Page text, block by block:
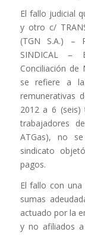
El fallo judicial
y otro c/
(TGN S.A.) –
SINDICAL –
Conciliación de
se refiere a
remunerativas
2012 a 6 (seis)
trabajadores
ATGas), no
sindicato
pagos.
El fallo con
sumas
actuado por la
y no afiliados